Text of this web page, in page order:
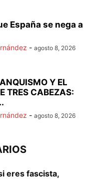
España se nega a
- agosto 8, 2026
Y EL
TRES CABEZAS:
- agosto 8, 2026
eres fascista,